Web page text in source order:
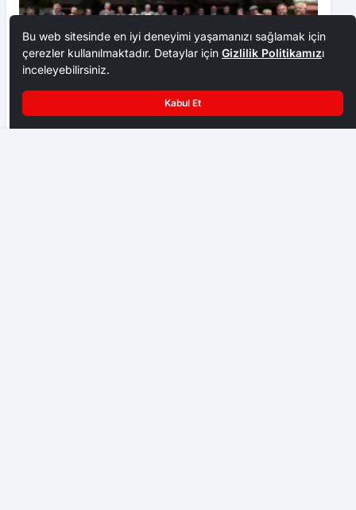
Ankara Ziraat Odaları; hububat alım fiyatları çiftçimizi
Bu web sitesinde en iyi deneyimi yaşamanızı sağlamak için
çerezler kullanılmaktadır. Detaylar için Gizlilik Politikamızı
inceleyebilirsiniz.
Kabul Et